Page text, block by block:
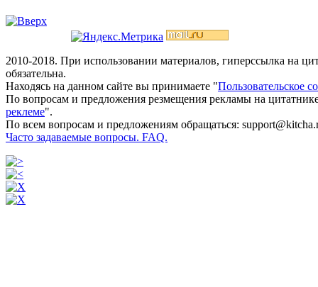
2010-2018. При использовании материалов, гиперссылка на
обязательна.
Находясь на данном сайте вы принимаете "Пользовательское
По вопросам и предложения резмещения рекламы на
реклеме".
По всем вопросам и предложениям обращаться:
Часто задаваемые вопросы. FAQ.